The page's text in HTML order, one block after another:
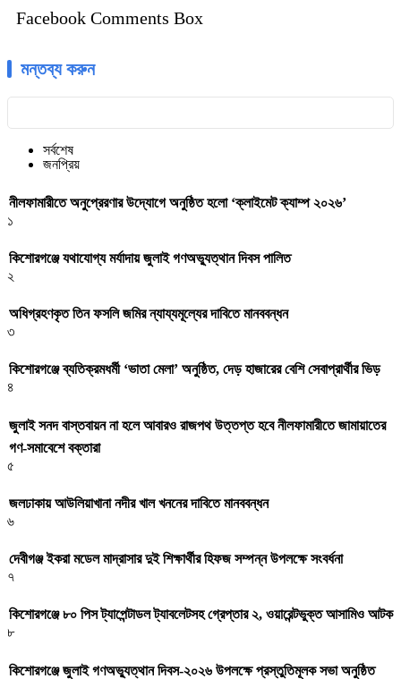
Facebook Comments Box
মন্তব্য করুন
সর্বশেষ
জনপ্রিয়
নীলফামারীতে অনুপ্রেরণার উদ্যোগে অনুষ্ঠিত হলো ‘ক্লাইমেট ক্যাম্প ২০২৬’
১
কিশোরগঞ্জে যথাযোগ্য মর্যাদায় জুলাই গণঅভ্যুত্থান দিবস পালিত
২
অধিগ্রহণকৃত তিন ফসলি জমির ন্যায্যমূল্যের দাবিতে মানববন্ধন
৩
কিশোরগঞ্জে ব্যতিক্রমধর্মী ‘ভাতা মেলা’ অনুষ্ঠিত, দেড় হাজারের বেশি সেবাপ্রার্থীর ভিড়
৪
জুলাই সনদ বাস্তবায়ন না হলে আবারও রাজপথ উত্তপ্ত হবে নীলফামারীতে জামায়াতের
গণ-সমাবেশে বক্তারা
৫
জলঢাকায় আউলিয়াখানা নদীর খাল খননের দাবিতে মানববন্ধন
৬
দেবীগঞ্জ ইকরা মডেল মাদ্রাসার দুই শিক্ষার্থীর হিফজ সম্পন্ন উপলক্ষে সংবর্ধনা
৭
কিশোরগঞ্জে ৮০ পিস ট্যাপেন্টাডল ট্যাবলেটসহ গ্রেপ্তার ২, ওয়ারেন্টভুক্ত আসামিও আটক
৮
কিশোরগঞ্জে জুলাই গণঅভ্যুত্থান দিবস-২০২৬ উপলক্ষে প্রস্তুতিমূলক সভা অনুষ্ঠিত